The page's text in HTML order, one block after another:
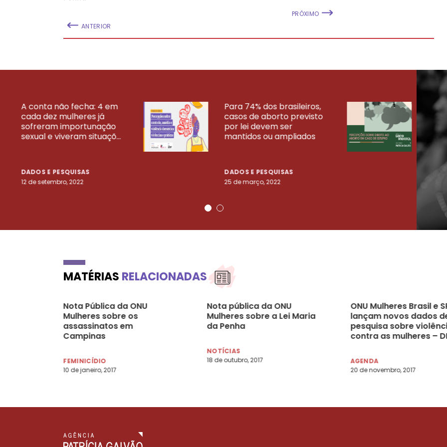
ANTERIOR
PRÓXIMO
A conta não fecha: 4 em
cada dez mulheres já
sofreram importunação
sexual e viveram situaçõ...
DADOS E PESQUISAS
12 de setembro, 2022
Para 74% dos brasileiros,
casos de aborto previsto
por lei devem ser
mantidos ou ampliados
DADOS E PESQUISAS
25 de março, 2022
23
VEJA MAIS PESQUISAS
MATÉRIAS RELACIONADAS
Nota Pública da ONU
Mulheres sobre os
assassinatos em
Campinas
FEMINICÍDIO
10 de janeiro, 2017
Nota pública da ONU
Mulheres sobre a Lei Maria
da Penha
NOTÍCIAS
18 de outubro, 2017
ONU Mulheres Brasil e
lançam novos dados
pesquisa sobre
contra as mulheres –
AGENDA
20 de novembro, 2017